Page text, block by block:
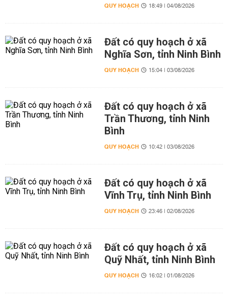
QUY HOẠCH 18:49 | 04/08/2026
Đất có quy hoạch ở xã
Nghĩa Sơn, tỉnh Ninh Bình
QUY HOẠCH 15:04 | 03/08/2026
Đất có quy hoạch ở xã
Trần Thương, tỉnh Ninh
Bình
QUY HOẠCH 10:42 | 03/08/2026
Đất có quy hoạch ở xã
Vĩnh Trụ, tỉnh Ninh Bình
QUY HOẠCH 23:46 | 02/08/2026
Đất có quy hoạch ở xã
Quỹ Nhất, tỉnh Ninh Bình
QUY HOẠCH 16:02 | 01/08/2026